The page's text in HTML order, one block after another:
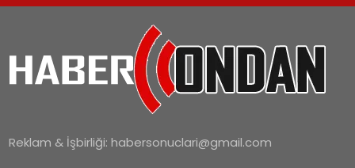
Reklam & İşbirliği:habersonuclari@gmail.com